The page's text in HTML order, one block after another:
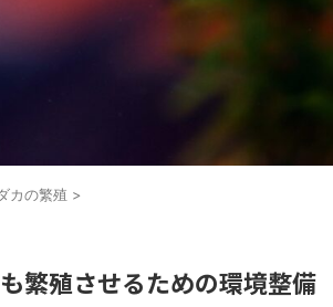
カの繁殖 >
繁殖させるための環境整備